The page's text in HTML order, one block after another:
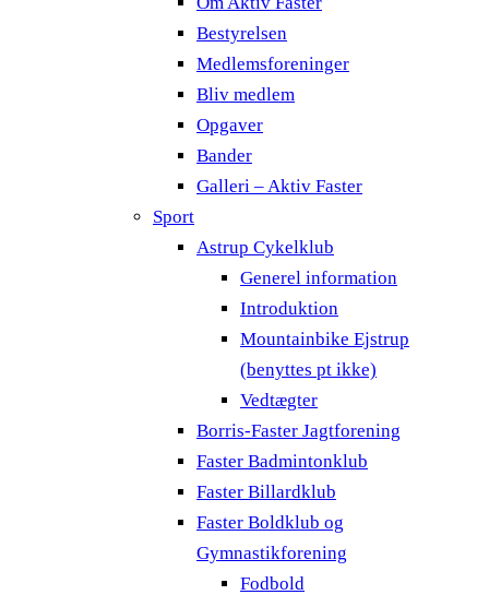
Bestyrelsen
Medlemsforeninger
Bliv medlem
Opgaver
Bander
Galleri – Aktiv Faster
Sport
Astrup Cykelklub
Generel information
Introduktion
Mountainbike Ejstrup
(benyttes pt ikke)
Vedtægter
Borris-Faster Jagtforening
Faster Badmintonklub
Faster Billardklub
Faster Boldklub og
Gymnastikforening
Fodbold